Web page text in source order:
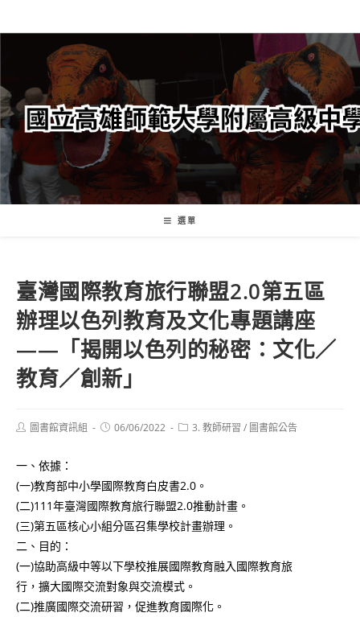
轉
要
內
容
選單
臺灣國際教育旅行聯盟2.0第五區
辦理以色列教育及文化專題講座
——「揭開以色列的秘密：文化／
教育／創新」
Post圖書館資訊組
Post06/06/2022
Post3. 教師研習 / 圖書館公告
一、依據：
(一)教育部中小學國際教育白皮書2.0。
(二)111年臺灣國際教育旅行聯盟2.0推動計畫。
(三)第五區核心小組分區召集學校計畫辦理。
二、目的：
(一)協助高級中等以下學校推展國際教育融入國際教育旅
行，擴大國際交流對象與交流模式。
(二)推廣國際交流研習，促進教育國際化。